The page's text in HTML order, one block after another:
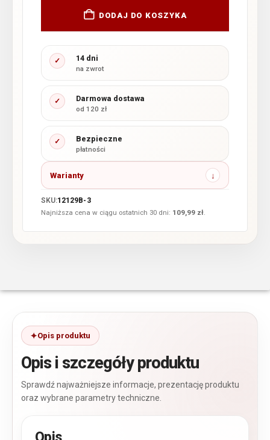
DODAJ DO KOSZYKA
✓ 14 dni
na zwrot
✓ Darmowa dostawa
od 120 zł
✓ Bezpieczne
płatności
Warianty
SKU:12129B-3
Najniższa cena w ciągu ostatnich 30 dni: 109,99 zł.
Opis produktu
Opis i szczegóły produktu
Sprawdź najważniejsze informacje, prezentację produktu
oraz wybrane parametry techniczne.